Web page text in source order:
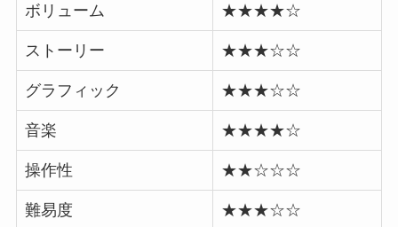
ボリューム ★★★★☆
ストーリー ★★★☆☆
グラフィック ★★★☆☆
音楽 ★★★★☆
操作性 ★★☆☆☆
難易度 ★★★☆☆